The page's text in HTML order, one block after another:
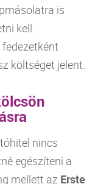
is
kell.
költséget jelent.
nincs
egészíteni a
mellett az Erste